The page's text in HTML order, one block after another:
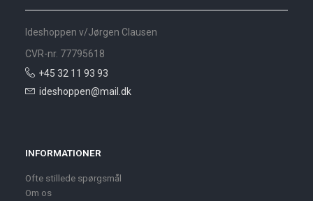
Ideshoppen v/Jørgen Clausen
CVR-nr. 77795618
+45 32 11 93 93
ideshoppen@mail.dk
INFORMATIONER
Ofte stillede spørgsmål
Om os